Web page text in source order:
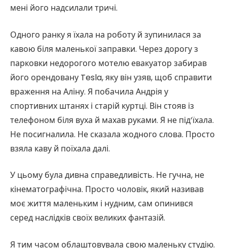
мені його надсилали тричі.
Одного ранку я їхала на роботу й зупинилася за
кавою біля маленької заправки. Через дорогу з
парковки недорогого мотелю евакуатор забирав
його орендовану Tesla, яку він узяв, щоб справити
враження на Аліну. Я побачила Андрія у
спортивних штанях і старій куртці. Він стояв із
телефоном біля вуха й махав руками. Я не під’їхала.
Не посигналила. Не сказала жодного слова. Просто
взяла каву й поїхала далі.
У цьому була дивна справедливість. Не гучна, не
кінематографічна. Просто чоловік, який називав
моє життя маленьким і нудним, сам опинився
серед наслідків своїх великих фантазій.
Я тим часом облаштовувала свою маленьку студію.